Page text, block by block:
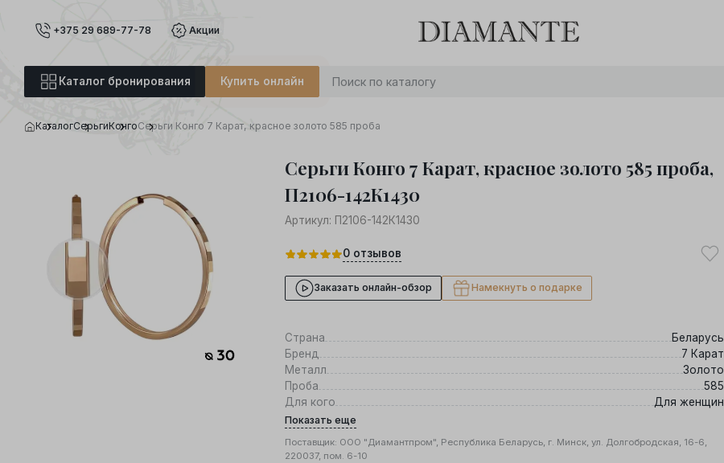
+375 29 689-77-78 Акции
Каталог бронирования Купить онлайн
0 : 0 0
КаталогСерьгиКонгоСерьги Конго 7 Карат, красное золото 585 проба
Серьги Конго 7 Карат, красное золото 585 проба,
П2106-142К1430
Артикул: П2106-142К1430
0 отзывов
Заказать онлайн-обзор Намекнуть о подарке
Страна
Беларусь
Бренд
7 Карат
Металл
Золото
Проба
585
Для кого
Для женщин
Показать еще
Поставщик: ООО "Диамантпром", Республика Беларусь, г. Минск, ул. Долгобродская, 16-6,
220037, пом. 6-10